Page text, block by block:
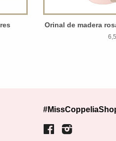
Orinal de madera
FacebookInstagram